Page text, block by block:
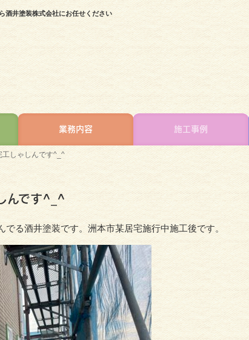
酒井塗装株式会社にお任せください
業務内容 施工事例
工しゃしんです^_^
んです^_^
る酒井塗装です。洲本市某居宅施行中施工後です。